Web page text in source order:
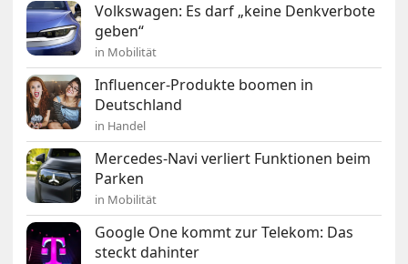
Volkswagen: Es darf „keine Denkverbote
geben“
in Mobilität
Influencer-Produkte boomen in
Deutschland
in Handel
Mercedes-Navi verliert Funktionen beim
Parken
in Mobilität
Google One kommt zur Telekom: Das
steckt dahinter